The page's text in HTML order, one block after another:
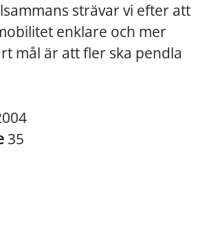
strävar vi efter att
enklare och mer
mål är att fler ska pendla
35